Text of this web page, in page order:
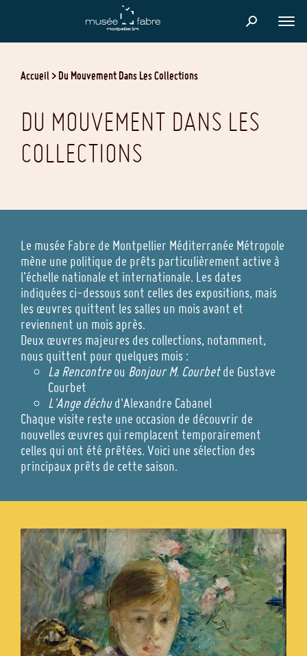
content
Accueil Du Mouvement Dans Les Collections
DU MOUVEMENT DANS LES
COLLECTIONS
Le musée Fabre de Montpellier Méditerranée Métropole
mène une politique de prêts particulièrement active à
l’échelle nationale et internationale. Les dates
indiquées ci-dessous sont celles des expositions, mais
les œuvres quittent les salles un mois avant et
reviennent un mois après.
Deux œuvres majeures des collections, notamment,
nous quittent pour quelques mois :
La Rencontreou Bonjour M. Courbetde Gustave
Courbet
L'Ange déchud'Alexandre Cabanel
Chaque visite reste une occasion de découvrir de
nouvelles œuvres qui remplacent temporairement
celles qui ont été prêtées. Voici une sélection des
principaux prêts de cette saison.